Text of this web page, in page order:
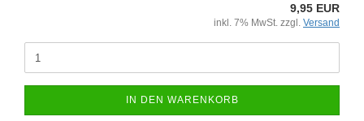
9,95 EUR
inkl. 7% MwSt. zzgl. Versand
IN DEN WARENKORB